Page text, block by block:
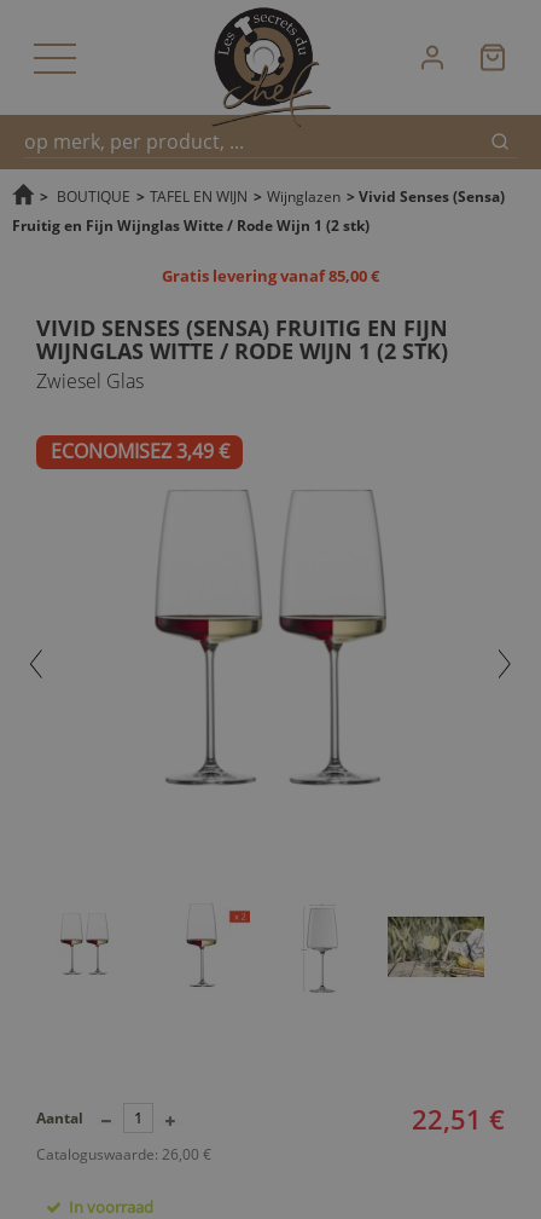
Snel
> BOUTIQUE > TAFEL EN WIJN > Wijnglazen > Vivid Senses (Sensa)
Fruitig en Fijn Wijnglas Witte / Rode Wijn 1 (2 stk)
Gratis levering vanaf 85,00 €
VIVID SENSES (SENSA) FRUITIG EN FIJN
WIJNGLAS WITTE / RODE WIJN 1 (2 STK)
Zwiesel Glas
ECONOMISEZ 3,49 €
22,51 €
Aantal
Cataloguswaarde: 26,00 €
In voorraad